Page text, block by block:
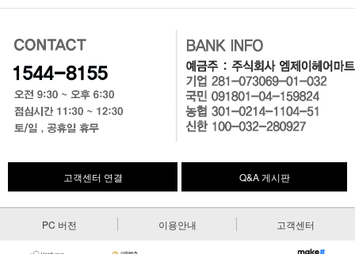
고객센터 연결 Q&A 게시판
PC 버전 이용안내 고객센터